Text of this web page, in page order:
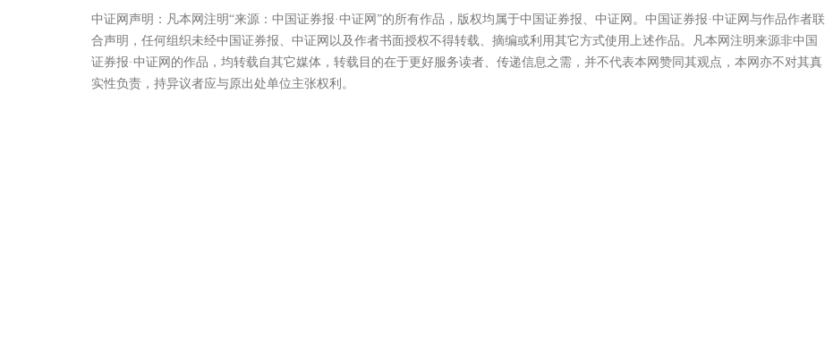
中证网声明：凡本网注明“来源：中国证券报·中证网”的所有作品，版权均属于中国证券报、中证网。中国证券报·中证网与作品作者联
合声明，任何组织未经中国证券报、中证网以及作者书面授权不得转载、摘编或利用其它方式使用上述作品。凡本网注明来源非中国
证券报·中证网的作品，均转载自其它媒体，转载目的在于更好服务读者、传递信息之需，并不代表本网赞同其观点，本网亦不对其真
实性负责，持异议者应与原出处单位主张权利。